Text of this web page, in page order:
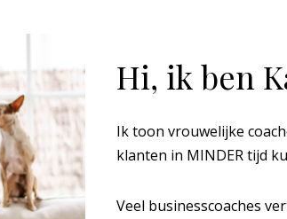
Hi, ik ben
Ik toon vrouwelijke
klanten in MINDER tijd
Veel businesscoaches